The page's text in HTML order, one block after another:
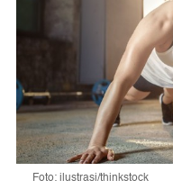
Foto: ilustrasi/thinkstock